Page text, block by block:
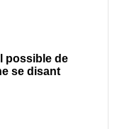
possible de
se disant